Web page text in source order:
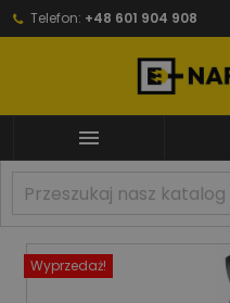
Telefon: +48 601 904 908

Wyprzedaż!